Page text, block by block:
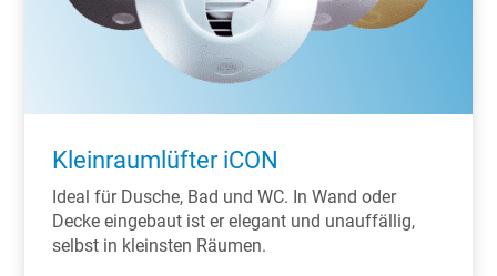
Kleinraumlüfter iCON
Ideal für Dusche, Bad und WC. In Wand oder
Decke eingebaut ist er elegant und unauffällig,
selbst in kleinsten Räumen.